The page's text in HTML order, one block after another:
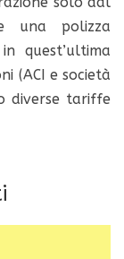
una polizza
quest’ultima
(ACI e società
diverse tariffe